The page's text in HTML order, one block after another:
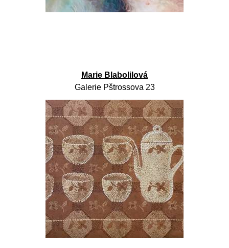
Marie Blabolilová
Galerie Pštrossova 23